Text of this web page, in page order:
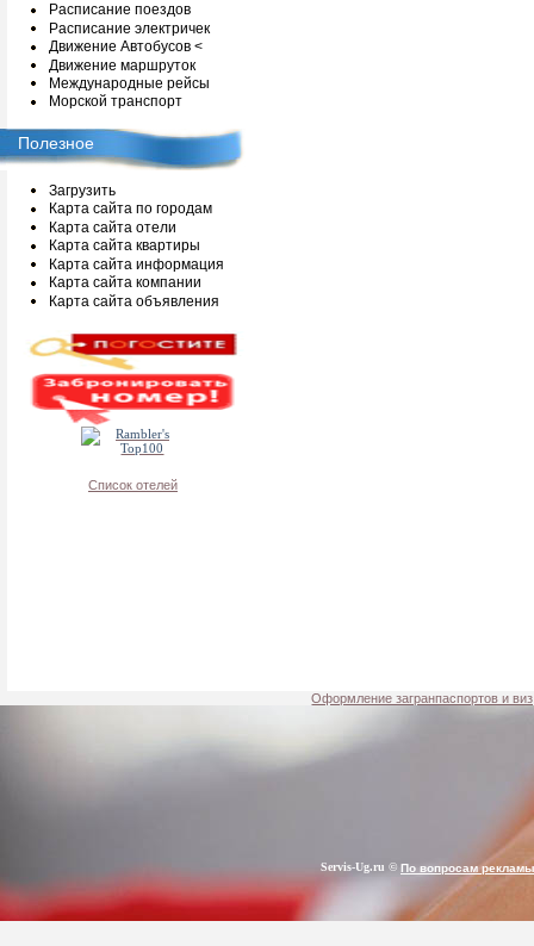
Расписание поездов
Расписание электричек
Движение Автобусов <
Движение маршруток
Международные рейсы
Морской транспорт
Полезное
Загрузить
Карта сайта по городам
Карта сайта отели
Карта сайта квартиры
Карта сайта информация
Карта сайта компании
Карта сайта объявления
Список отелей
Оформление загранпаспортов и
Servis-Ug.ru © По вопросам